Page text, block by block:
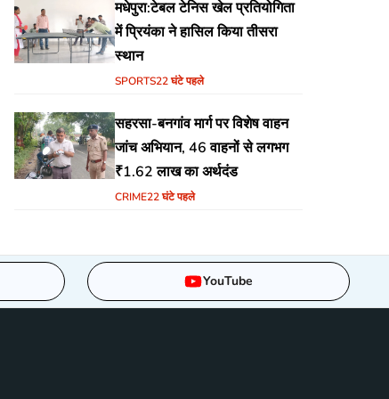
मधेपुरा:टेबल टेनिस खेल प्रतियोगिता
में प्रियंका ने हासिल किया तीसरा
स्थान
SPORTS22 घंटे पहले
सहरसा-बनगांव मार्ग पर विशेष वाहन
जांच अभियान, 46 वाहनों से लगभग
₹1.62 लाख का अर्थदंड
CRIME22 घंटे पहले
YouTube